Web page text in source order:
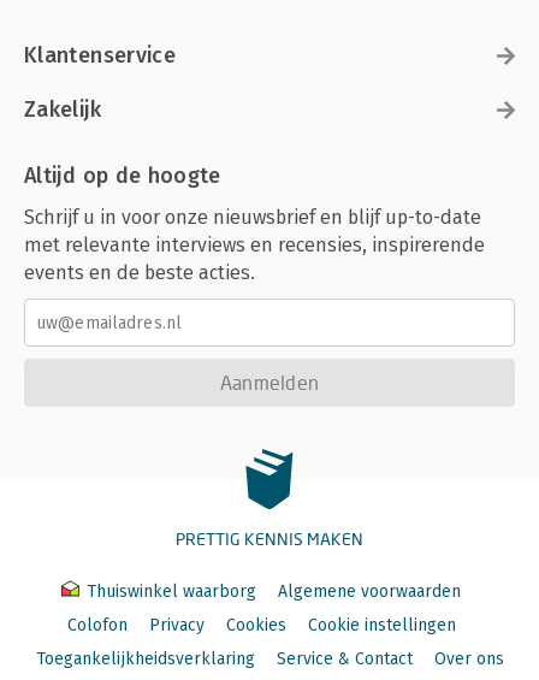
Klantenservice
Zakelijk
Altijd op de hoogte
Schrijf u in voor onze nieuwsbrief en blijf up-to-date
met relevante interviews en recensies, inspirerende
events en de beste acties.
Aanmelden
PRETTIG KENNIS MAKEN
Thuiswinkel waarborg
Algemene voorwaarden
Colofon
Privacy Cookies
Cookie instellingen
Toegankelijkheidsverklaring
Service & Contact Over ons